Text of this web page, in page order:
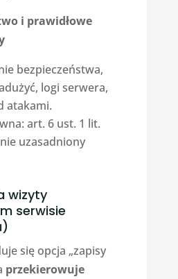
i prawidłowe
bezpieczeństwa,
logi serwera,
atakami.
art. 6 ust. 1 lit.
uzasadniony
wizyty
serwisie
się opcja „zapisy
przekierowuje